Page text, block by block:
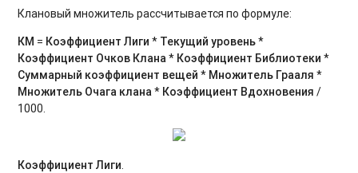
Клановый множитель рассчитывается по формуле:
КМ = Коэффициент Лиги * Текущий уровень*
Коэффициент Очков Клана* Коэффициент Библиотеки *
Суммарный коэффициент вещей * Множитель Грааля *
Множитель Очага клана* Коэффициент Вдохновения/
1000.
Коэффициент Лиги.